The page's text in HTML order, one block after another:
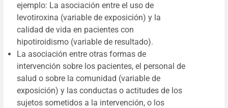
ejemplo: La asociación entre el uso de
levotiroxina (variable de exposición) y la
calidad de vida en pacientes con
hipotiroidismo (variable de resultado).
La asociación entre otras formas de
intervención sobre los pacientes, el personal de
salud o sobre la comunidad (variable de
exposición) y las conductas o actitudes de los
sujetos sometidos a la intervención, o los